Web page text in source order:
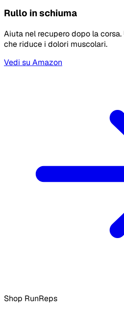
Rullo in schiuma
Aiuta nel recupero dopo la
che riduce i dolori muscolari.
Vedi su Amazon
Shop RunReps